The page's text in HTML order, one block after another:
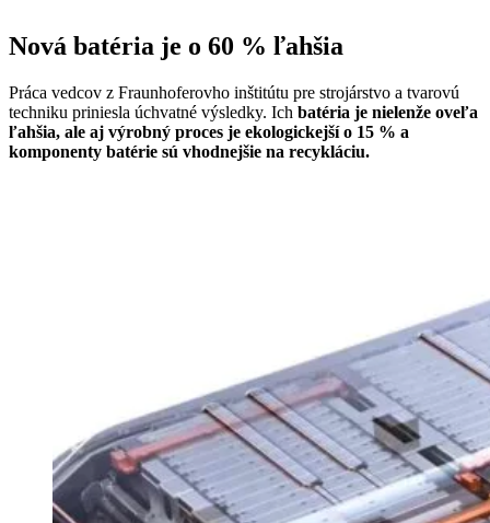
Nová batéria je o 60 % ľahšia
Práca vedcov z Fraunhoferovho inštitútu pre strojárstvo a tvarovú
techniku priniesla úchvatné výsledky. Ich batéria je nielenže oveľa
ľahšia, ale aj výrobný proces je ekologickejší o 15 % a
komponenty batérie sú vhodnejšie na recykláciu.